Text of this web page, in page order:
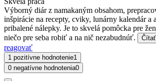
Výborný diár z namakaným obsahom,
inšpirácie na recepty, cviky, lunárny kalendár a
pribalené nálepky. Je to skvelá pomôcka pre
niečo pre seba robiť a na nič nezabudnúť.
reagovať
1 pozitívne hodnotenie1
0 negatívne hodnotenia0